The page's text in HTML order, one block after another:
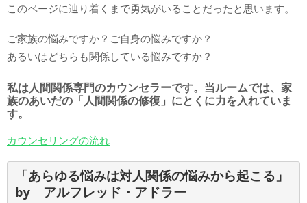
このページに辿り着くまで勇気がいることだったと思います。
ご家族の悩みですか？ご自身の悩みですか？
あるいはどちらも関係している悩みですか？
私は人間関係専門のカウンセラーです。当ルームでは、家
族のあいだの「人間関係の修復」にとくに力を入れていま
す。
カウンセリングの流れ
「あらゆる悩みは対人関係の悩みから起こる」
by　アルフレッド・アドラー